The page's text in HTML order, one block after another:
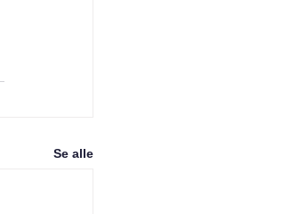
Se alle